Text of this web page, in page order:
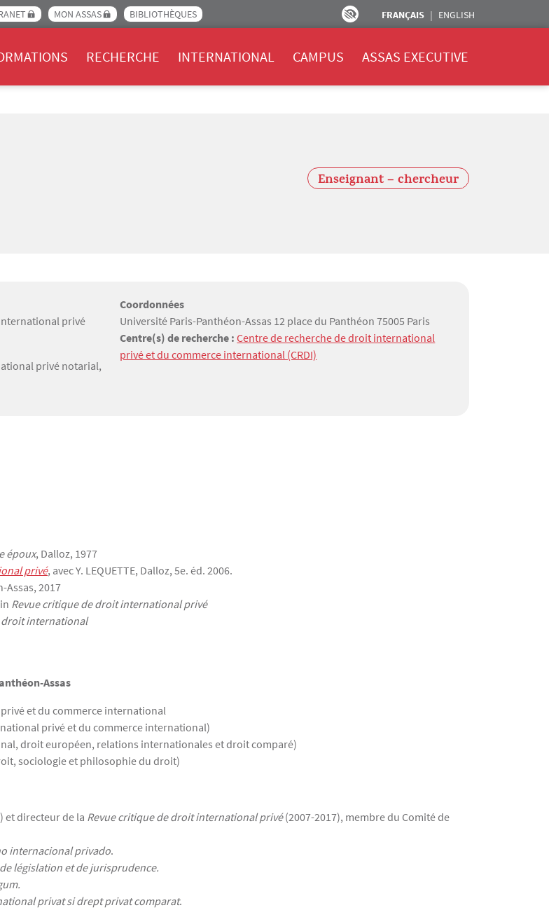
MON ASSAS BIBLIOTHÈQUES FRANÇAIS ENGLISH
RECHERCHE INTERNATIONAL CAMPUS ASSAS EXECUTIVE
Enseignant – chercheur
privé
privé notarial,
Coordonnées
Université Paris-Panthéon-Assas 12 place du Panthéon 75005 Paris
Centre(s) de recherche :Centre de recherche de droit international
privé et du commerce international (CRDI)
époux, Dalloz, 1977
privé, avec Y. LEQUETTE, Dalloz, 5e. éd. 2006.
Assas, 2017
Revue critique de droit international privé
droit international
Assas
et du commerce international
privé et du commerce international)
droit européen, relations internationales et droit comparé)
sociologie et philosophie du droit)
et directeur de la Revue critique de droit international privé(2007-2017), membre du Comité de
internacional privado.
législation et de jurisprudence.
privat si drept privat comparat.